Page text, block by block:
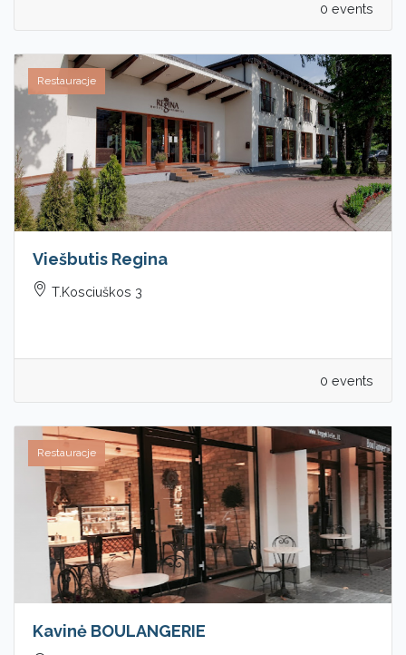
0 events
Restauracje
Viešbutis Regina
T.Kosciuškos 3
0 events
Restauracje
Kavinė BOULANGERIE